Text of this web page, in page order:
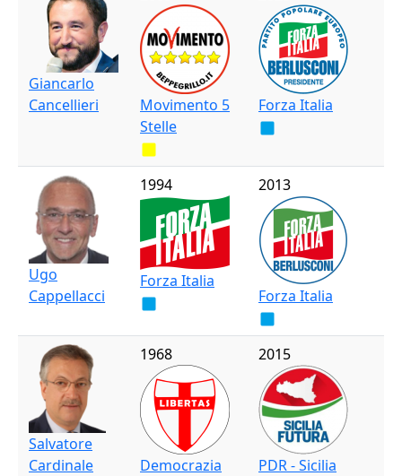
Giancarlo
Cancellieri
Movimento 5
Stelle
Forza Italia
Ugo
Cappellacci
1994
Forza Italia
2013
Forza Italia
Salvatore
Cardinale
1968
Democrazia
2015
PDR - Sicilia